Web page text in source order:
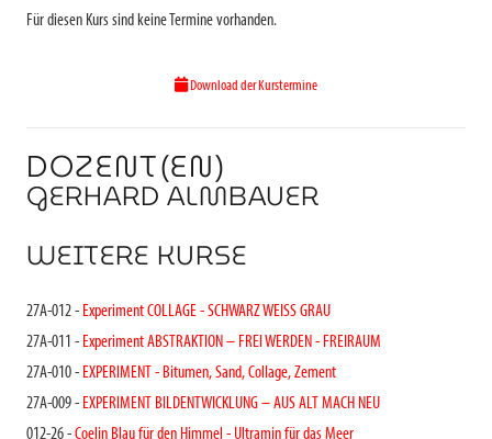
Für diesen Kurs sind keine Termine vorhanden.
Download der Kurstermine
DOZENT(EN)
GERHARD ALMBAUER
WEITERE KURSE
27A-012 - Experiment COLLAGE - SCHWARZ WEISS GRAU
27A-011 - Experiment ABSTRAKTION – FREI WERDEN - FREIRAUM
27A-010 - EXPERIMENT - Bitumen, Sand, Collage, Zement
27A-009 - EXPERIMENT BILDENTWICKLUNG – AUS ALT MACH NEU
012-26 -Coelin Blau für den Himmel - Ultramin für das Meer